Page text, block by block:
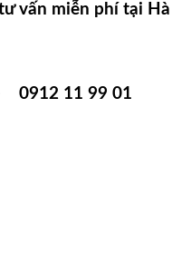
vấn miễn phí tại Hà
0912 11 99 01